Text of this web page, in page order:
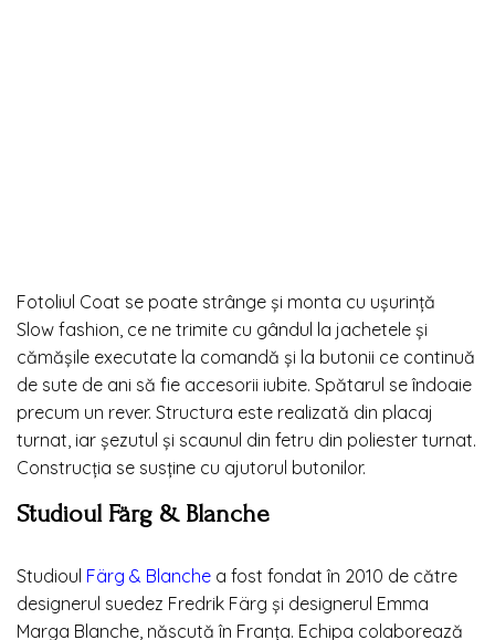
Fotoliul Coat se poate strânge și monta cu ușurință
Slow fashion, ce ne trimite cu gândul la jachetele și
cămășile executate la comandă și la butonii ce continuă
de sute de ani să fie accesorii iubite. Spătarul se îndoaie
precum un rever. Structura este realizată din placaj
turnat, iar șezutul și scaunul din fetru din poliester turnat.
Construcția se susține cu ajutorul butonilor.
Studioul Färg & Blanche
Studioul Färg & Blanche a fost fondat în 2010 de către
designerul suedez Fredrik Färg și designerul Emma
Marga Blanche, născută în Franța. Echipa colaborează